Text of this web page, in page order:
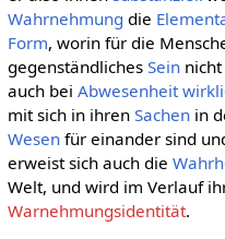
Wahrnehmung die
Form, worin für die
gegenständliches Seinnicht
auch bei Abwesenheit
mit sich in ihren Sachenin
Wesenfür einander sind
erweist sich auch die
Welt, und wird im Verlauf
Warnehmungsidentität.